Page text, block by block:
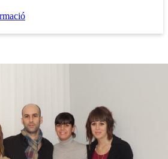
Joana Martí (supervisora), la Laura
i mà dreta de gerència) i, més endavant,
en l'expansió del negoci.